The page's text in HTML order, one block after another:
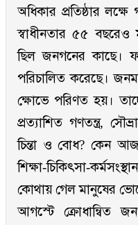
অধিকার প্রতিষ্ঠার
স্বাধীনতার ৫৫ বছরেও
ছিল জনগনের কাছে।
পরিচালিত করেছে।
ক্ষোভে পরিণত হয়।
প্রত্যাশিত গণতন্ত্র,
চিন্তা ও বোধ? কেন
শিক্ষা-চিকিৎসা-
কোথায় গেল মানুষের
আগস্টে ক্রোধান্বিত